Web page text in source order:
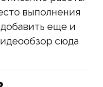
выполнения
еще и
сюда